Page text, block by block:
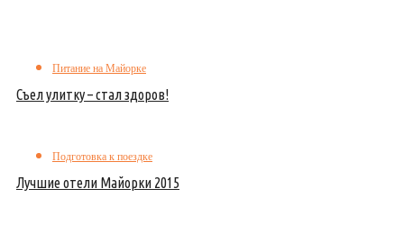
Питание на Майорке
Съел улитку – стал здоров!
Подготовка к поездке
Лучшие отели Майорки 2015